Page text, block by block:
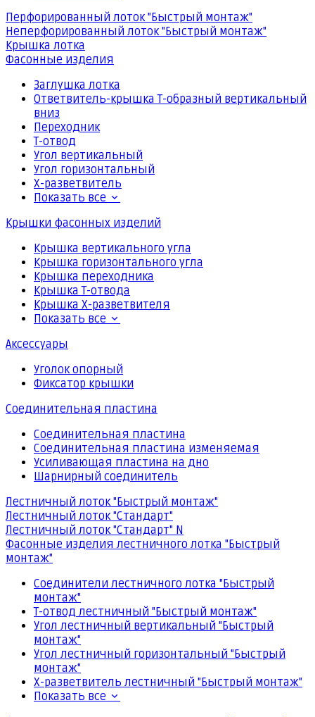
Перфорированный лоток "Быстрый монтаж"
Неперфорированный лоток "Быстрый монтаж"
Крышка лотка
Фасонные изделия
Заглушка лотка
Ответвитель-крышка Т-образный вертикальный
вниз
Переходник
Т-отвод
Угол вертикальный
Угол горизонтальный
Х-разветвитель
Показать все
Крышки фасонных изделий
Крышка вертикального угла
Крышка горизонтального угла
Крышка переходника
Крышка Т-отвода
Крышка Х-разветвителя
Показать все
Аксессуары
Уголок опорный
Фиксатор крышки
Соединительная пластина
Соединительная пластина
Соединительная пластина изменяемая
Усиливающая пластина на дно
Шарнирный соединитель
Лестничный лоток "Быстрый монтаж"
Лестничный лоток "Стандарт"
Лестничный лоток "Стандарт" N
Фасонные изделия лестничного лотка "Быстрый
монтаж"
Соединители лестничного лотка "Быстрый
монтаж"
Т-отвод лестничный "Быстрый монтаж"
Угол лестничный вертикальный "Быстрый
монтаж"
Угол лестничный горизонтальный "Быстрый
монтаж"
Х-разветвитель лестничный "Быстрый монтаж"
Показать все